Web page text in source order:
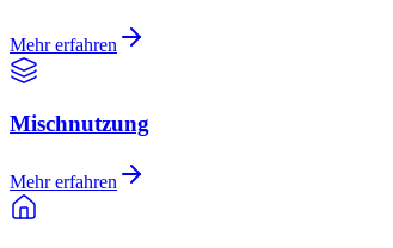
Mehr erfahren
Mischnutzung
Mehr erfahren